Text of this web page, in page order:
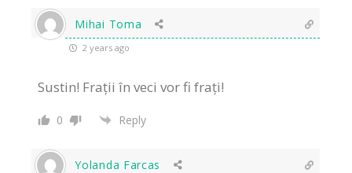
Mihai Toma
2 years ago
Sustin! Frații în veci vor fi frați!
0 Reply
Yolanda Farcas